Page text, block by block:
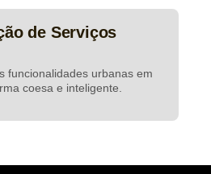
de Serviços
funcionalidades urbanas em
coesa e inteligente.